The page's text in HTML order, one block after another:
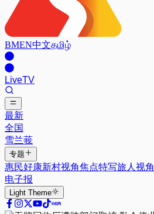
BMEN中文தமிழ்
LiveTV
最新
全国
雪兰莪
专题
惠民好康新村视角焦点特写旅人视角
电子报
Light Theme